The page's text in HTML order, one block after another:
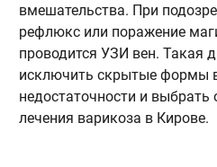
вмешательства. При
рефлюкс или поражение
проводится УЗИ вен. Такая
исключить скрытые формы
недостаточности и
лечения варикоза в Кирове.